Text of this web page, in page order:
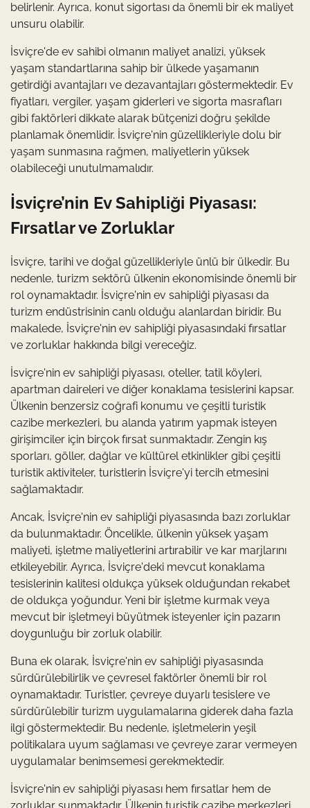
belirlenir. Ayrıca, konut sigortası da önemli bir ek maliyet
unsuru olabilir.
İsviçre'de ev sahibi olmanın maliyet analizi, yüksek
yaşam standartlarına sahip bir ülkede yaşamanın
getirdiği avantajları ve dezavantajları göstermektedir. Ev
fiyatları, vergiler, yaşam giderleri ve sigorta masrafları
gibi faktörleri dikkate alarak bütçenizi doğru şekilde
planlamak önemlidir. İsviçre'nin güzellikleriyle dolu bir
yaşam sunmasına rağmen, maliyetlerin yüksek
olabileceği unutulmamalıdır.
İsviçre’nin Ev Sahipliği Piyasası:
Fırsatlar ve Zorluklar
İsviçre, tarihi ve doğal güzellikleriyle ünlü bir ülkedir. Bu
nedenle, turizm sektörü ülkenin ekonomisinde önemli bir
rol oynamaktadır. İsviçre'nin ev sahipliği piyasası da
turizm endüstrisinin canlı olduğu alanlardan biridir. Bu
makalede, İsviçre'nin ev sahipliği piyasasındaki fırsatlar
ve zorluklar hakkında bilgi vereceğiz.
İsviçre'nin ev sahipliği piyasası, oteller, tatil köyleri,
apartman daireleri ve diğer konaklama tesislerini kapsar.
Ülkenin benzersiz coğrafi konumu ve çeşitli turistik
cazibe merkezleri, bu alanda yatırım yapmak isteyen
girişimciler için birçok fırsat sunmaktadır. Zengin kış
sporları, göller, dağlar ve kültürel etkinlikler gibi çeşitli
turistik aktiviteler, turistlerin İsviçre'yi tercih etmesini
sağlamaktadır.
Ancak, İsviçre'nin ev sahipliği piyasasında bazı zorluklar
da bulunmaktadır. Öncelikle, ülkenin yüksek yaşam
maliyeti, işletme maliyetlerini artırabilir ve kar marjlarını
etkileyebilir. Ayrıca, İsviçre'deki mevcut konaklama
tesislerinin kalitesi oldukça yüksek olduğundan rekabet
de oldukça yoğundur. Yeni bir işletme kurmak veya
mevcut bir işletmeyi büyütmek isteyenler için pazarın
doygunluğu bir zorluk olabilir.
Buna ek olarak, İsviçre'nin ev sahipliği piyasasında
sürdürülebilirlik ve çevresel faktörler önemli bir rol
oynamaktadır. Turistler, çevreye duyarlı tesislere ve
sürdürülebilir turizm uygulamalarına giderek daha fazla
ilgi göstermektedir. Bu nedenle, işletmelerin yeşil
politikalara uyum sağlaması ve çevreye zarar vermeyen
uygulamalar benimsemesi gerekmektedir.
İsviçre'nin ev sahipliği piyasası hem fırsatlar hem de